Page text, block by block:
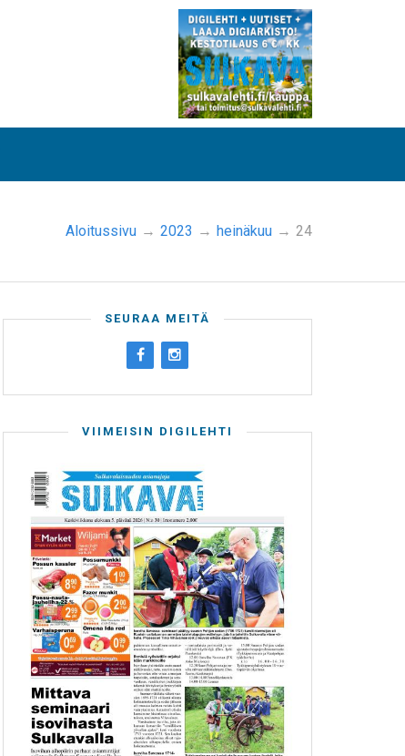
Aloitussivu → 2023 → heinäkuu → 24
SEURAA MEITÄ
VIIMEISIN DIGILEHTI